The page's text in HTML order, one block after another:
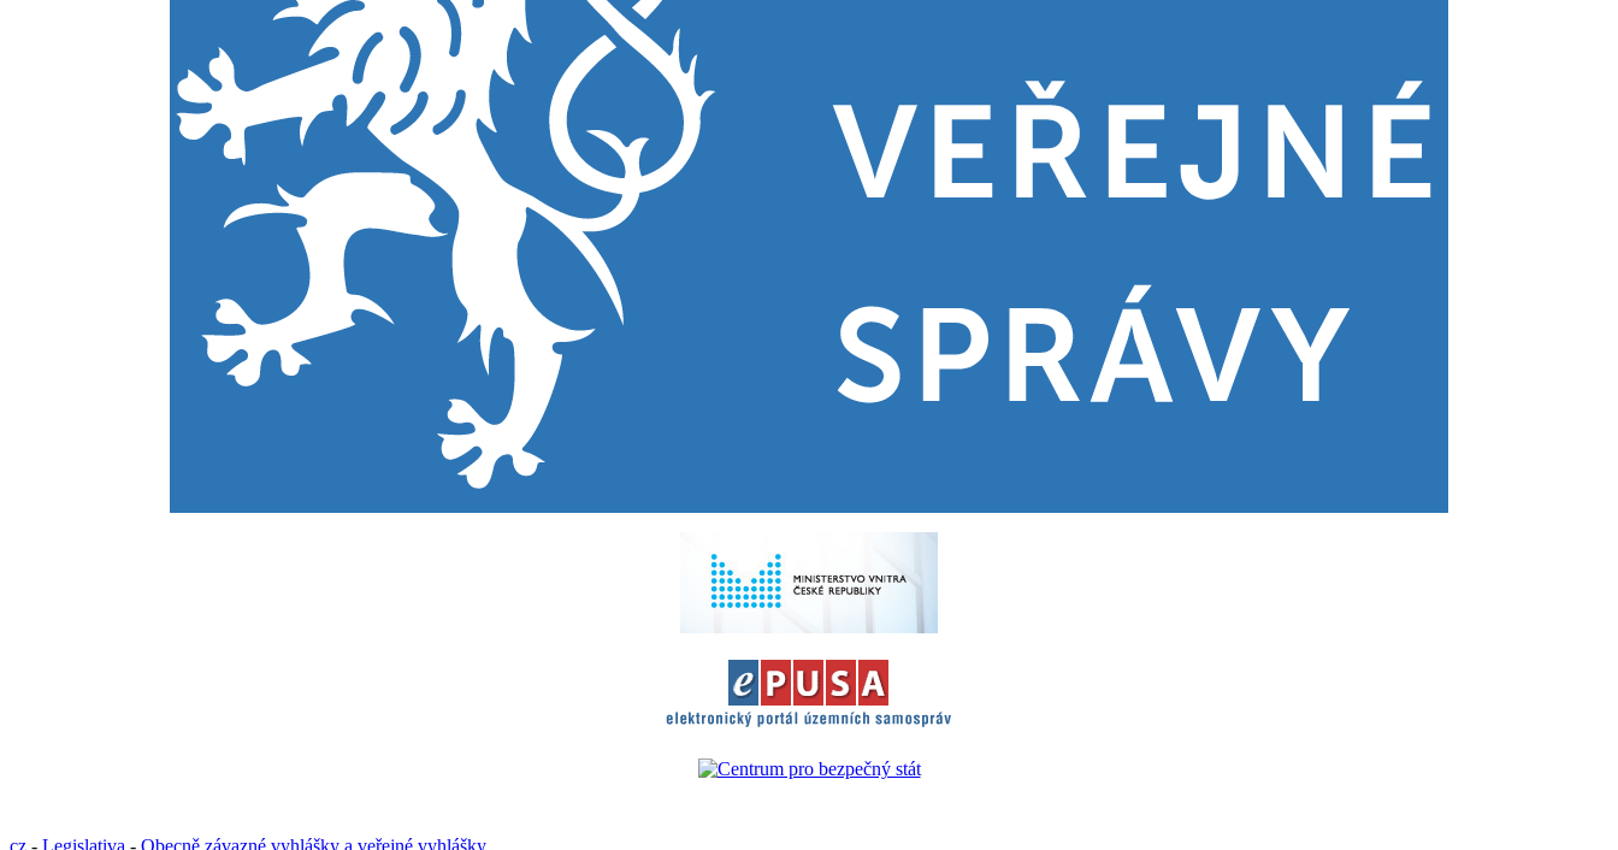
cz - Legislativa - Obecně závazné vyhlášky a veřejné vyhlášky